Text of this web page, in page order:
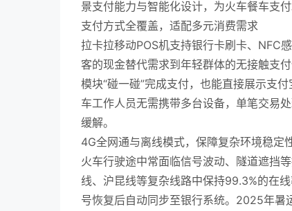
景支付能力与智能化设计，为火车餐车支付
支付方式全覆盖，适配多元消费需求
拉卡拉移动POS机支持银行卡刷卡、NFC
客的现金替代需求到年轻群体的无接触支
模块“碰一碰”完成支付，也能直接展示支
车工作人员无需携带多台设备，单笔交易
缓解。
4G全网通与离线模式，保障复杂环境稳定
火车行驶途中常面临信号波动、隧道遮挡
线、沪昆线等复杂线路中保持99.3%的在
号恢复后自动同步至银行系统。2025年暑